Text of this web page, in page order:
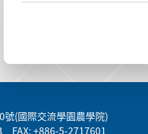
(國際交流學園農學院)
FAX: +886-5-2717601